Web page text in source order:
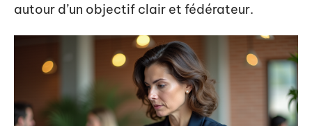
autour d’un objectif clair et fédérateur.